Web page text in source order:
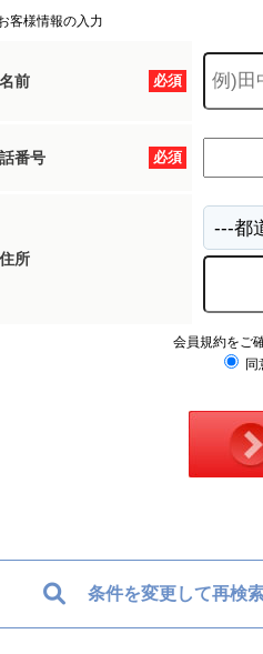
客様情報の入力
必須
前
必須
番号
所
会員規約をご
同
条件を変更して再検